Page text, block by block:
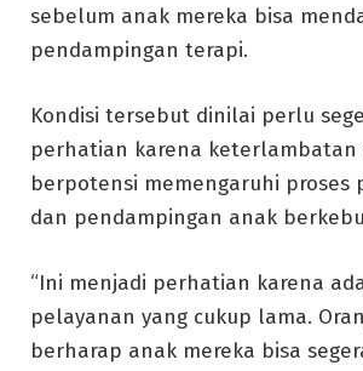
sebelum anak mereka bisa
pendampingan terapi.
Kondisi tersebut dinilai perlu
perhatian karena keterlambatan
berpotensi memengaruhi proses
dan pendampingan anak
“Ini menjadi perhatian karena
pelayanan yang cukup lama.
berharap anak mereka bisa